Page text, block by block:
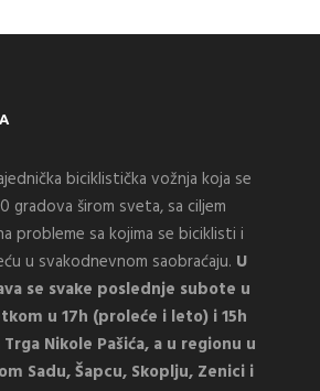
biciklistička vožnja koja se
gradova širom sveta, sa ciljem
probleme sa kojima se biciklisti i
u svakodnevnom saobraćaju. U
se svake poslednje subote u
u 17h (proleće i leto) i 15h
Nikole Pašića, a u regionu u
Sadu, Šapcu, Skoplju, Zenici i